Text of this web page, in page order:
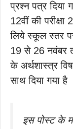
प्रश्न पत्र दिया
12वीं की
लिये स्कूल स्तर
19 से 26 नवंबर
के अर्थशास्त्र
साथ दिया गया है
इस पोस्ट के